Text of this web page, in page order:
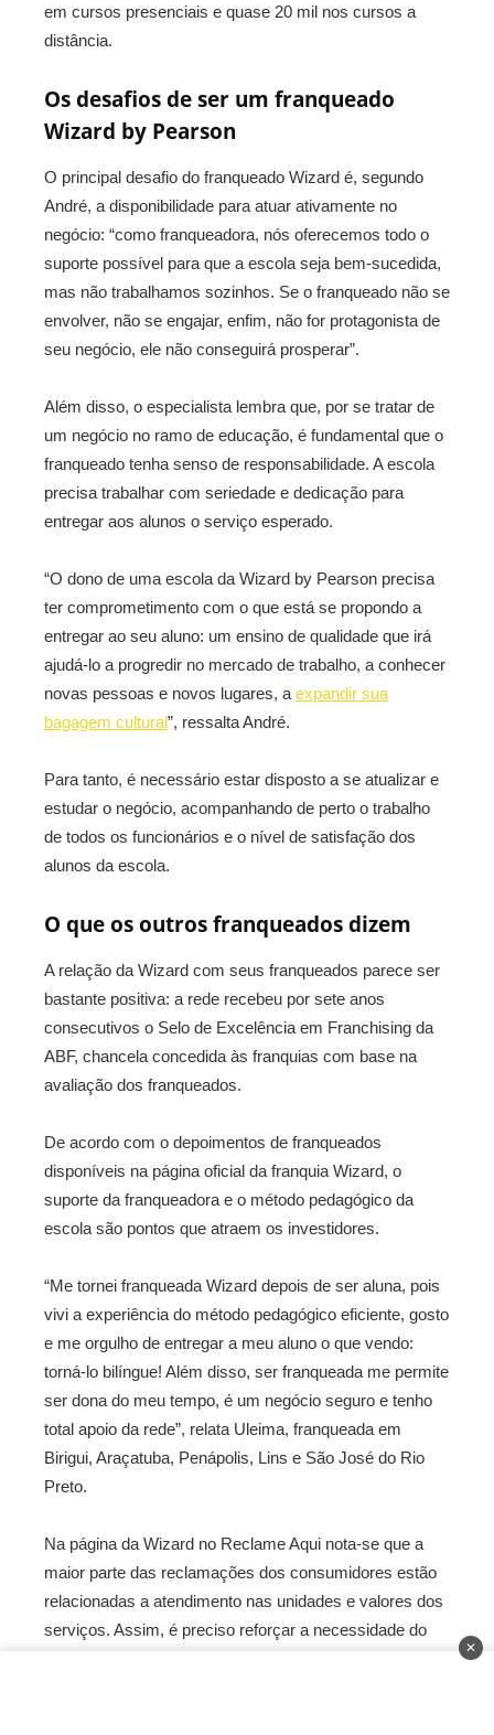
em cursos presenciais e quase 20 mil nos cursos a
distância.
Os desafios de ser um franqueado
Wizard by Pearson
O principal desafio do franqueado Wizard é, segundo
André, a disponibilidade para atuar ativamente no
negócio: “como franqueadora, nós oferecemos todo o
suporte possível para que a escola seja bem-sucedida,
mas não trabalhamos sozinhos. Se o franqueado não se
envolver, não se engajar, enfim, não for protagonista de
seu negócio, ele não conseguirá prosperar”.
Além disso, o especialista lembra que, por se tratar de
um negócio no ramo de educação, é fundamental que o
franqueado tenha senso de responsabilidade. A escola
precisa trabalhar com seriedade e dedicação para
entregar aos alunos o serviço esperado.
“O dono de uma escola da Wizard by Pearson precisa
ter comprometimento com o que está se propondo a
entregar ao seu aluno: um ensino de qualidade que irá
ajudá-lo a progredir no mercado de trabalho, a conhecer
novas pessoas e novos lugares, a expandir sua
bagagem cultural”, ressalta André.
Para tanto, é necessário estar disposto a se atualizar e
estudar o negócio, acompanhando de perto o trabalho
de todos os funcionários e o nível de satisfação dos
alunos da escola.
O que os outros franqueados dizem
A relação da Wizard com seus franqueados parece ser
bastante positiva: a rede recebeu por sete anos
consecutivos o Selo de Excelência em Franchising da
ABF, chancela concedida às franquias com base na
avaliação dos franqueados.
De acordo com o depoimentos de franqueados
disponíveis na página oficial da franquia Wizard, o
suporte da franqueadora e o método pedagógico da
escola são pontos que atraem os investidores.
“Me tornei franqueada Wizard depois de ser aluna, pois
vivi a experiência do método pedagógico eficiente, gosto
e me orgulho de entregar a meu aluno o que vendo:
torná-lo bilíngue! Além disso, ser franqueada me permite
ser dona do meu tempo, é um negócio seguro e tenho
total apoio da rede”, relata Uleima, franqueada em
Birigui, Araçatuba, Penápolis, Lins e São José do Rio
Preto.
Na página da Wizard no Reclame Aqui nota-se que a
maior parte das reclamações dos consumidores estão
relacionadas a atendimento nas unidades e valores dos
serviços. Assim, é preciso reforçar a necessidade do
✕